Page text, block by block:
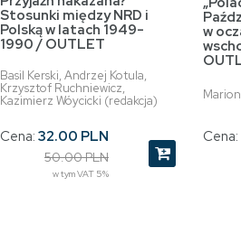
Stosunki między NRD i
Polską w latach 1949-
1990 / OUTLET
Basil Kerski, Andrzej Kotula,
Krzysztof Ruchniewicz,
Kazimierz Wóycicki (redakcja)
Cena: 32.00 PLN
50.00 PLN
w tym VAT 5%
w
Cena: